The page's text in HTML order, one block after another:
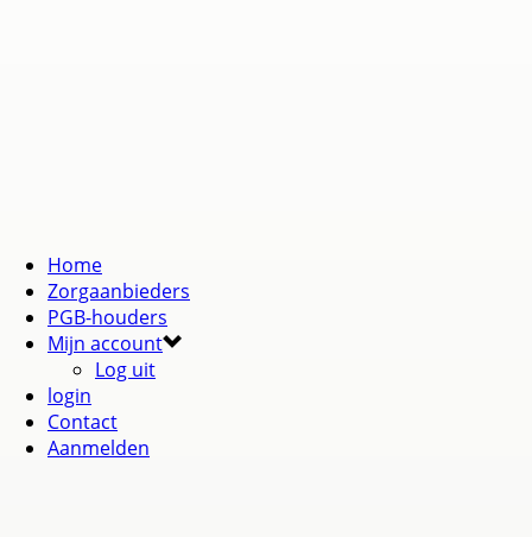
Home
Zorgaanbieders
PGB-houders
Mijn account
Log uit
login
Contact
Aanmelden